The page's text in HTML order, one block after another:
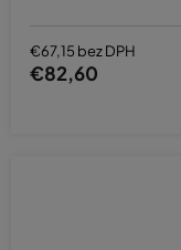
€67,15 bez DPH
€82,60